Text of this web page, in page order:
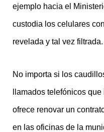
ejemplo hacia el
custodia los celulares
revelada y tal vez filtrada.
No importa si los
llamados telefónicos
ofrece renovar un
en las oficinas de la